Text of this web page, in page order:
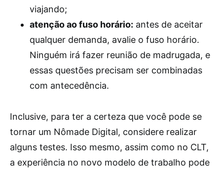
viajando;
atenção ao fuso horário: antes de aceitar
qualquer demanda, avalie o fuso horário.
Ninguém irá fazer reunião de madrugada, e
essas questões precisam ser combinadas
com antecedência.
Inclusive, para ter a certeza que você pode se
tornar um Nômade Digital, considere realizar
alguns testes. Isso mesmo, assim como no CLT,
a experiência no novo modelo de trabalho pode